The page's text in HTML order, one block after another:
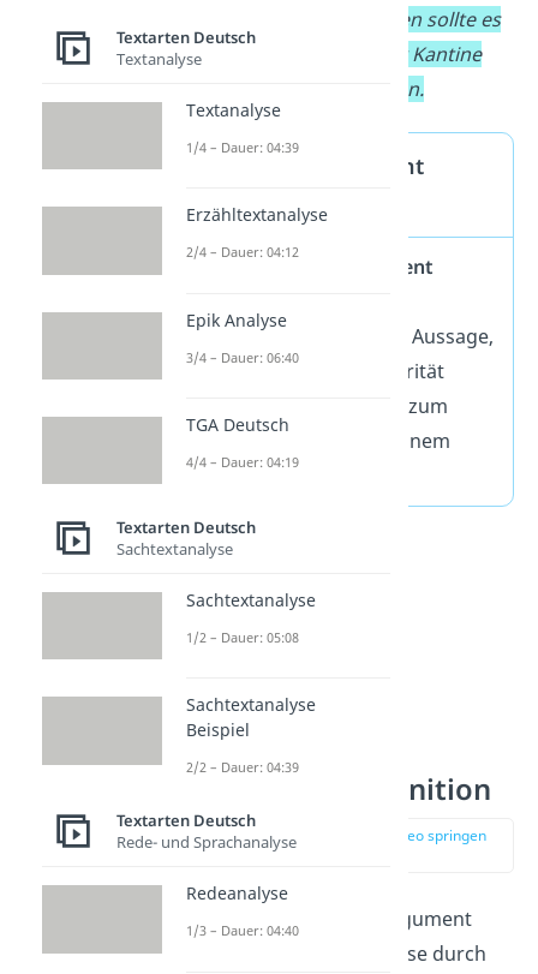
Deswegen sollte es
bei Gerichten in der Kantine
mehr Gemüse geben.
Autoritätsargument
Definition
Autoritätsargument
verecundiam)
ist eine Aussage,
die sich auf eine Autorität
stützt. Dazu gehören zum
Beispiel Experten in einem
Fachgebiet.
Autorität – Definition
zur Stelle im Video springen
Mit einem Autoritätsargument
unterstützt du eine These durch
Textarten Deutsch
Textanalyse
Textanalyse
1/4 – Dauer: 04:39
Erzähltextanalyse
2/4 – Dauer: 04:12
Epik Analyse
3/4 – Dauer: 06:40
TGA Deutsch
4/4 – Dauer: 04:19
Textarten Deutsch
Sachtextanalyse
Sachtextanalyse
1/2 – Dauer: 05:08
Sachtextanalyse
Beispiel
2/2 – Dauer: 04:39
Textarten Deutsch
Rede- und Sprachanalyse
Redeanalyse
1/3 – Dauer: 04:40